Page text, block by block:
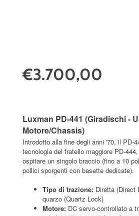
€3.700,00
Luxman PD-441 (Giradischi -
Motore/Chassis)
Introdotto alla fine degli anni '70, il PD-
tecnologia del fratello maggiore PD-
ospitare un singolo braccio (fino a 10
pollici sporgenti con basette dedicate).
Tipo di trazione: Diretta (Direct
quarzo (Quartz Lock)
Motore: DC servo-controllato a